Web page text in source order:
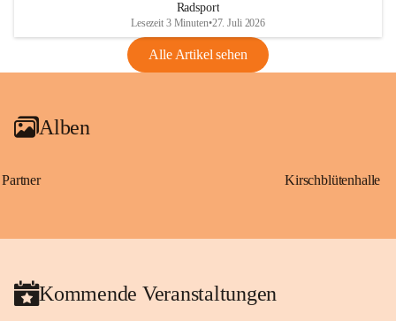
VBl. EU Nr. 18_2026
Radsport
Lesezeit 3 Minuten•27. Juli 2026
Alle Artikel sehen
Alben
Partner Kirschblütenhalle
Kommende Veranstaltungen